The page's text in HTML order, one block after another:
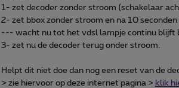
1- zet decoder zonder stroom (schakelaar
2- zet bbox zonder stroom en na 10
--- wacht nu tot het vdsl lampje continu blijft
3- zet nu de decoder terug onder stroom.
Helpt dit niet doe dan nog een reset van de
> zie hiervoor op deze internet pagina > klik